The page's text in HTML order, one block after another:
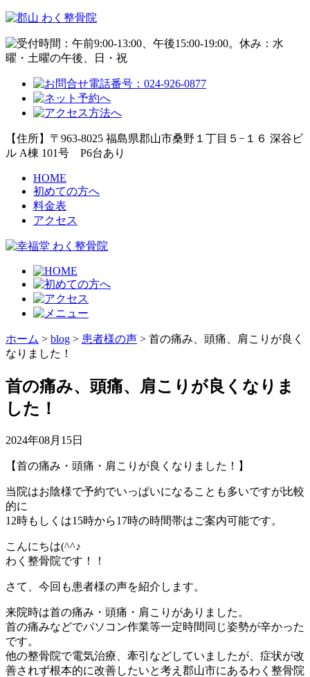
【住所】〒963-8025 福島県郡山市桑野１丁目５−１６ 深谷ビ
ル A棟 101号 P6台あり
HOME
初めての方へ
料金表
アクセス
ホーム > blog > 患者様の声 > 首の痛み、頭痛、肩こりが良く
なりました！
首の痛み、頭痛、肩こりが良くなりま
した！
2024年08月15日
【首の痛み・頭痛・肩こりが良くなりました！】
当院はお陰様で予約でいっぱいになることも多いですが比較
的に
12時もしくは15時から17時の時間帯はご案内可能です。
こんにちは(^^♪
わく整骨院です！！
さて、今回も患者様の声を紹介します。
来院時は首の痛み・頭痛・肩こりがありました。
首の痛みなどでパソコン作業等一定時間同じ姿勢が辛かった
です。
他の整骨院で電気治療、牽引などしていましたが、症状が改
善されず根本的に改善したいと考え郡山市にあるわく整骨院